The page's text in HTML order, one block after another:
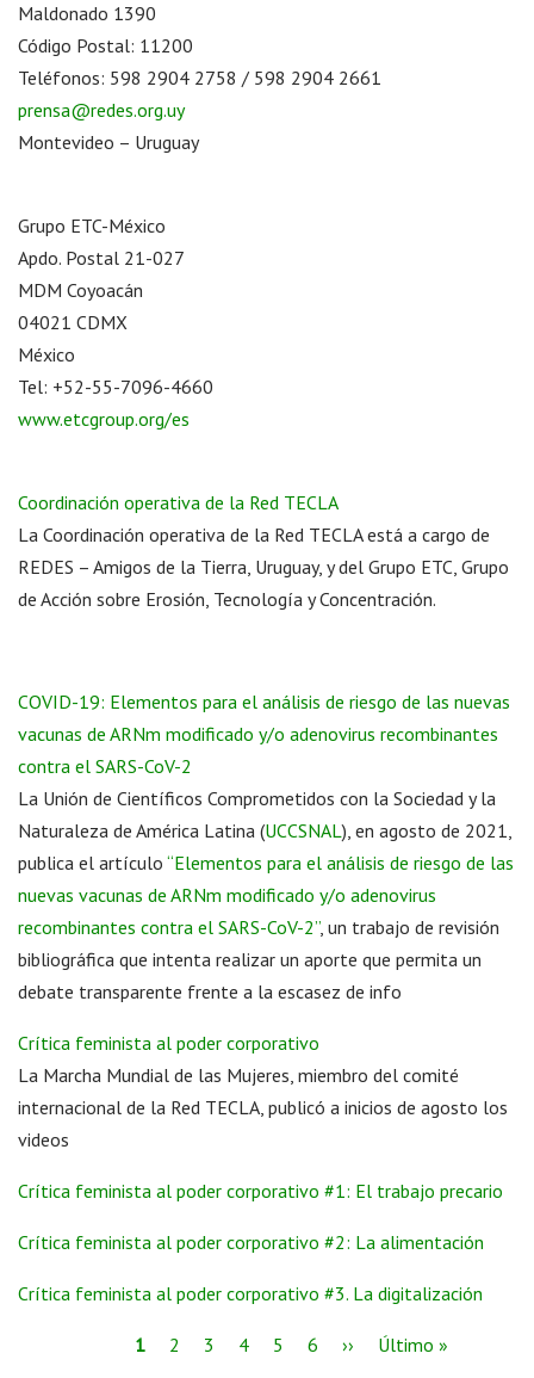
Maldonado 1390
Código Postal: 11200
Teléfonos: 598 2904 2758 / 598 2904 2661
prensa@redes.org.uy
Montevideo – Uruguay
Grupo ETC-México
Apdo. Postal 21-027
MDM Coyoacán
04021 CDMX
México
Tel: +52-55-7096-4660
www.etcgroup.org/es
Coordinación operativa de la Red TECLA
La Coordinación operativa de la Red TECLA está a cargo de
REDES – Amigos de la Tierra, Uruguay, y del Grupo ETC, Grupo
de Acción sobre Erosión, Tecnología y Concentración.
COVID-19: Elementos para el análisis de riesgo de las nuevas
vacunas de ARNm modificado y/o adenovirus recombinantes
contra el SARS-CoV-2
La Unión de Científicos Comprometidos con la Sociedad y la
Naturaleza de América Latina (UCCSNAL), en agosto de 2021,
publica el artículo “Elementos para el análisis de riesgo de las
nuevas vacunas de ARNm modificado y/o adenovirus
recombinantes contra el SARS-CoV-2”, un trabajo de revisión
bibliográfica que intenta realizar un aporte que permita un
debate transparente frente a la escasez de info
Crítica feminista al poder corporativo
La Marcha Mundial de las Mujeres, miembro del comité
internacional de la Red TECLA, publicó a inicios de agosto los
videos
Crítica feminista al poder corporativo #1: El trabajo precario
Crítica feminista al poder corporativo #2: La alimentación
Crítica feminista al poder corporativo #3. La digitalización
1 2 3 4 5 6 ›› Último »